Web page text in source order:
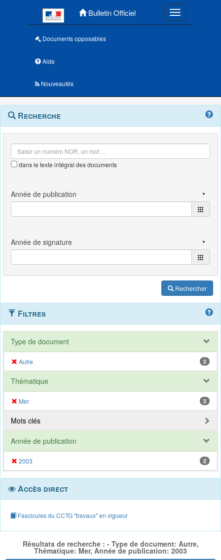
Bulletin Officiel Toggle
Documents opposables
Aide
Nouveautés
Navigation
outils
Menu
contextuel
Recherche
dans le texte intégral des documents
Rechercher
Filtres
Type de document
Autre 2
Thématique
Mer 2
Mots clés
Année de publication
2003 2
Accès direct
Fascicules du CCTG "travaux" en vigueur
Résultats de recherche : - Type de document: Autre,
Thématique: Mer, Année de publication: 2003